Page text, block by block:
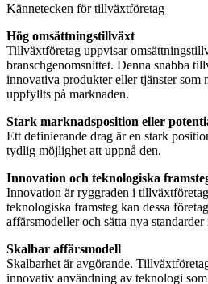
Kännetecken för tillväxtföretag
Hög omsättningstillväxt
Tillväxtföretag uppvisar
branschgenomsnittet. Denna snabba
innovativa produkter eller tjänster som
uppfyllts på marknaden.
Stark marknadsposition eller
Ett definierande drag är en stark
tydlig möjlighet att uppnå den.
Innovation och teknologiska
Innovation är ryggraden i
teknologiska framsteg kan dessa
affärsmodeller och sätta nya standarder
Skalbar affärsmodell
Skalbarhet är avgörande.
innovativ användning av teknologi